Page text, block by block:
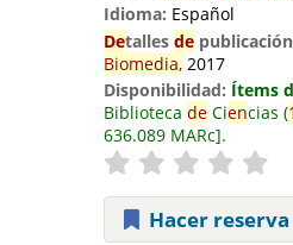
Idioma: Español
Detalles de
Biomedia, 2017
Disponibilidad: Ítems
Biblioteca deCiencias (
636.089 MARc .
Hacer reserva